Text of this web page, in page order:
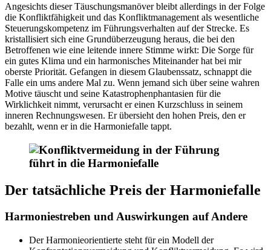
Angesichts dieser Täuschungsmanöver bleibt allerdings in der Folge
die Konfliktfähigkeit und das Konfliktmanagement als wesentliche
Steuerungskompetenz im Führungsverhalten auf der Strecke. Es
kristallisiert sich eine Grundüberzeugung heraus, die bei den
Betroffenen wie eine leitende innere Stimme wirkt: Die Sorge für
ein gutes Klima und ein harmonisches Miteinander hat bei mir
oberste Priorität. Gefangen in diesem Glaubenssatz, schnappt die
Falle ein ums andere Mal zu. Wenn jemand sich über seine wahren
Motive täuscht und seine Katastrophenphantasien für die
Wirklichkeit nimmt, verursacht er einen Kurzschluss in seinem
inneren Rechnungswesen. Er übersieht den hohen Preis, den er
bezahlt, wenn er in die Harmoniefalle tappt.
Der tatsächliche Preis der Harmoniefalle
Harmoniestreben und Auswirkungen auf Andere
Der Harmonieorientierte steht für ein Modell der